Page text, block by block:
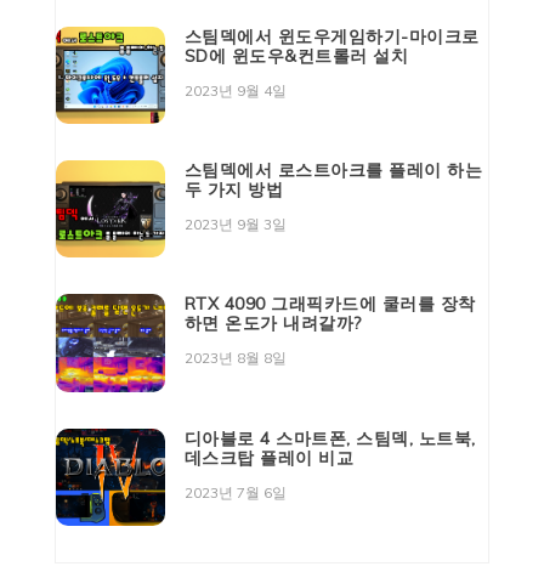
스팀덱에서 윈도우게임하기-마이크로
SD에 윈도우&컨트롤러 설치
2023년 9월 4일
스팀덱에서 로스트아크를 플레이 하는
두 가지 방법
2023년 9월 3일
RTX 4090 그래픽카드에 쿨러를 장착
하면 온도가 내려갈까?
2023년 8월 8일
디아블로 4 스마트폰, 스팀덱, 노트북,
데스크탑 플레이 비교
2023년 7월 6일